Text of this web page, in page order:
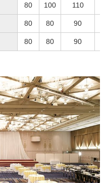
80 100 110
80 80 90
80 80 90